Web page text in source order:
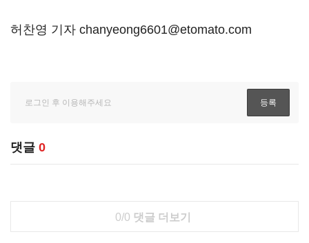
허찬영 기자 chanyeong6601@etomato.com
댓글 0
0/0 댓글 더보기